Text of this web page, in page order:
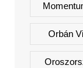
Orbán